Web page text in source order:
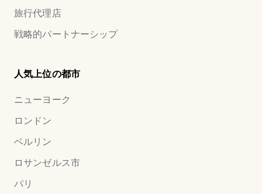
旅行代理店
戦略的パートナーシップ
人気上位の都市
ニューヨーク
ロンドン
ベルリン
ロサンゼルス市
パリ